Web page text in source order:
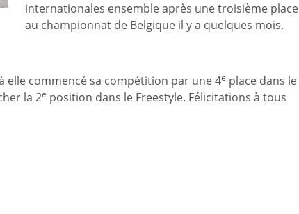
internationales ensemble après une troisième place
au championnat de Belgique il y a quelques mois.
elle commencé sa compétition par une 4e place dans le
la 2e position dans le Freestyle. Félicitations à tous